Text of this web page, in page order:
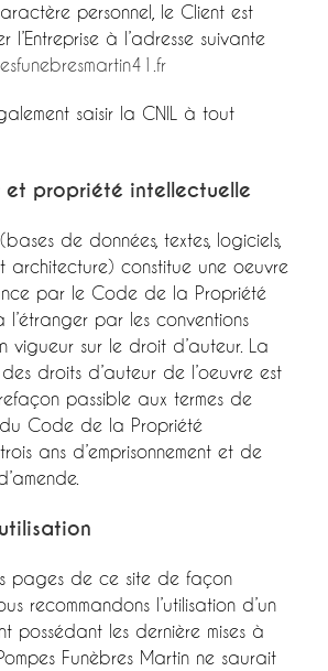
personnel, le Client est
à l’adresse suivante
saisir la CNIL à tout
et propriété intellectuelle
de données, textes, logiciels,
architecture) constitue une oeuvre
par le Code de la Propriété
l’étranger par les conventions
vigueur sur le droit d’auteur. La
droits d’auteur de l’oeuvre est
passible aux termes de
Code de la Propriété
ans d’emprisonnement et de
pages de ce site de façon
recommandons l’utilisation d’un
possédant les dernière mises à
Funèbres Martin ne saurait